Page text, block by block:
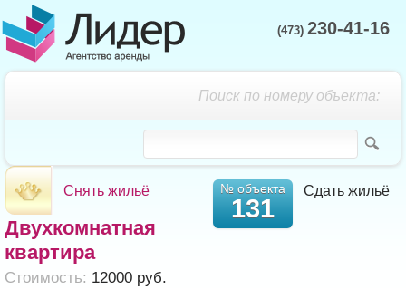
(473) 230-41-16
Поиск по номеру объекта:
Снять жильё Сдать жильё
№ объекта
131
Двухкомнатная
квартира
Cтоимость: 12000 руб.